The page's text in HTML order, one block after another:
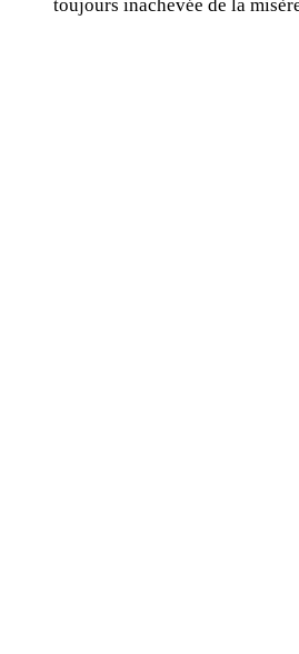
toujours inachevée de la